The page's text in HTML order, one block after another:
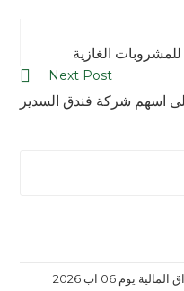
الغازية
Next Post
اسهم شركة فندق السدير
يوم 06 اب 2026